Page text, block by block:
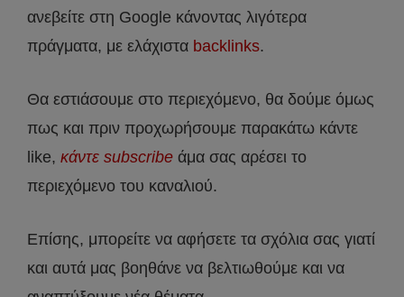
ανεβείτε στη Google κάνοντας λιγότερα
πράγματα, με ελάχιστα backlinks.
Θα εστιάσουμε στο περιεχόμενο, θα δούμε όμως
πως και πριν προχωρήσουμε παρακάτω κάντε
like, κάντε subscribe άμα σας αρέσει το
περιεχόμενο του καναλιού.
Επίσης, μπορείτε να αφήσετε τα σχόλια σας γιατί
και αυτά μας βοηθάνε να βελτιωθούμε και να